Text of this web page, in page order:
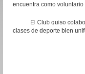
encuentra como voluntario
El Club quiso colaborar
clases de deporte bien